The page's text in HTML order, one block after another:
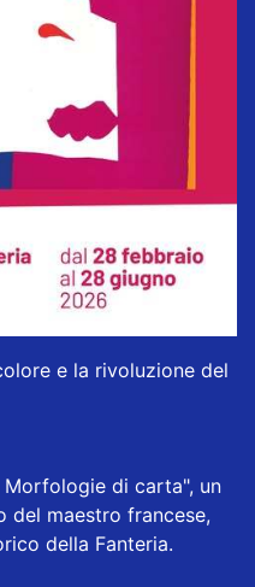
e la rivoluzione del
Morfologie di carta", un
del maestro francese,
della Fanteria.